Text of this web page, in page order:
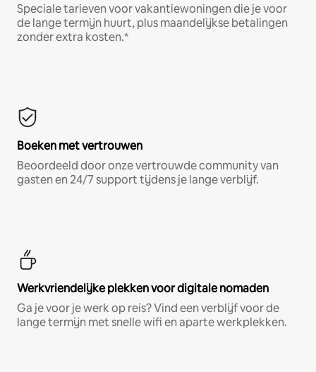
Speciale tarieven voor vakantiewoningen die je voor
de lange termijn huurt, plus maandelijkse betalingen
zonder extra kosten.*
Boeken met vertrouwen
Beoordeeld door onze vertrouwde community van
gasten en 24/7 support tijdens je lange verblijf.
Werkvriendelijke plekken voor digitale nomaden
Ga je voor je werk op reis? Vind een verblijf voor de
lange termijn met snelle wifi en aparte werkplekken.